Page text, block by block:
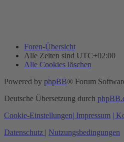
Foren-Übersicht
Alle Zeiten sind UTC+02:00
Alle Cookies löschen
Powered by phpBB® Forum
Deutsche Übersetzung durch
Cookie-Einstellungen| Impressum |
Datenschutz | Nutzungsbedingungen